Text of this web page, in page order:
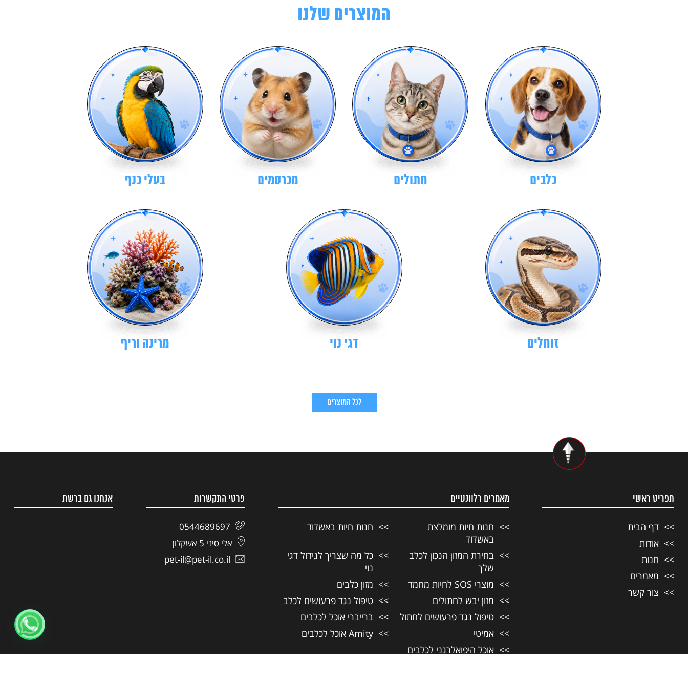
המוצרים שלנו
כלבים חתולים מכרסמים בעלי כנף
זוחלים דגי נוי מרינה וריף
לכל המוצרים
תפריט ראשי
דף הבית
אודות
חנות
מאמרים
צור קשר
מאמרים רלוונטיים
חנות חיות מומלצת
באשדוד
חנות חיות באשדוד
בחירת המזון הנכון לכלב
שלך
כל מה שצריך לגידול דגי
נוי
מוצרי SOS לחיות מחמד
מזון כלבים
מזון יבש לחתולים
טיפול נגד פרעושים לכלב
טיפול נגד פרעושים לחתול
ברייברי אוכל לכלבים
אמיטי
Amity אוכל לכלבים
אוכל היפואלרגני לכלבים
פרטי התקשרות
0544689697
אלי סיני 5 אשקלון
pet-il@pet-il.co.il
אנחנו גם ברשת